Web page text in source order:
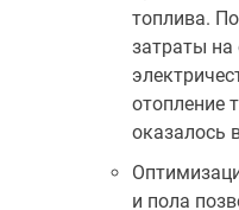
топлива.
затраты на
отопление
оказалось
и пола